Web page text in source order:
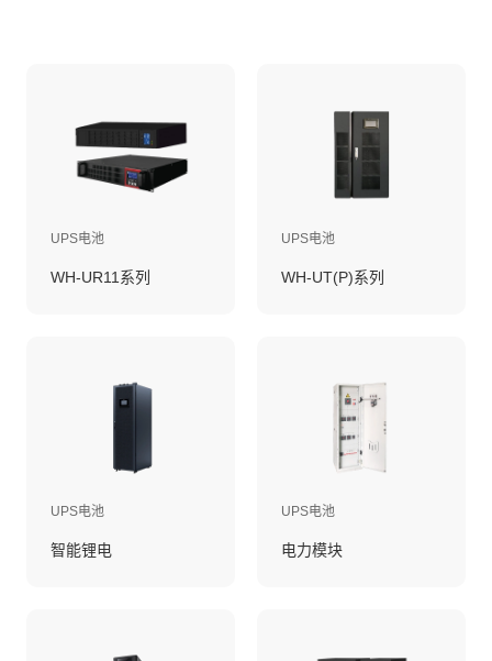
UPS电池
WH-UR11系列
UPS电池
WH-UT(P)系列
UPS电池
智能锂电
UPS电池
电力模块